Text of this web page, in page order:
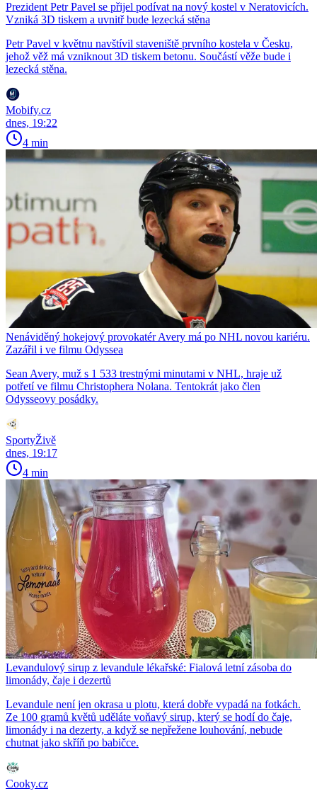
Prezident Petr Pavel se přijel podívat na nový kostel v Neratovicích.
Vzniká 3D tiskem a uvnitř bude lezecká stěna
Petr Pavel v květnu navštívil staveniště prvního kostela v Česku,
jehož věž má vzniknout 3D tiskem betonu. Součástí věže bude i
lezecká stěna.
Mobify.cz
dnes, 19:22
4 min
Nenáviděný hokejový provokatér Avery má po NHL novou kariéru.
Zazářil i ve filmu Odyssea
Sean Avery, muž s 1 533 trestnými minutami v NHL, hraje už
potřetí ve filmu Christophera Nolana. Tentokrát jako člen
Odysseovy posádky.
SportyŽivě
dnes, 19:17
4 min
Levandulový sirup z levandule lékařské: Fialová letní zásoba do
limonády, čaje i dezertů
Levandule není jen okrasa u plotu, která dobře vypadá na fotkách.
Ze 100 gramů květů uděláte voňavý sirup, který se hodí do čaje,
limonády i na dezerty, a když se nepřežene louhování, nebude
chutnat jako skříň po babičce.
Cooky.cz